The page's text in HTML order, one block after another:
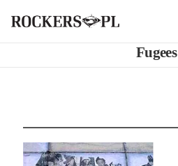
Fugees